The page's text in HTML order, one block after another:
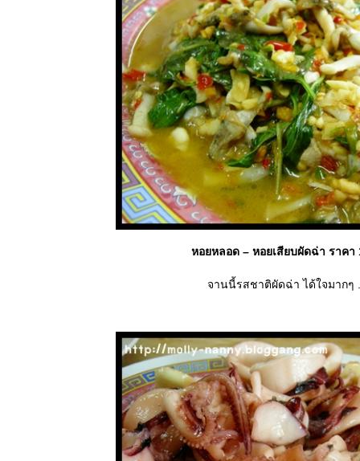
หอยหลอด – หอยเสียบผัดฉ่า ราคา
จานนี้รสชาติผัดฉ่า ได้ใจมากๆ